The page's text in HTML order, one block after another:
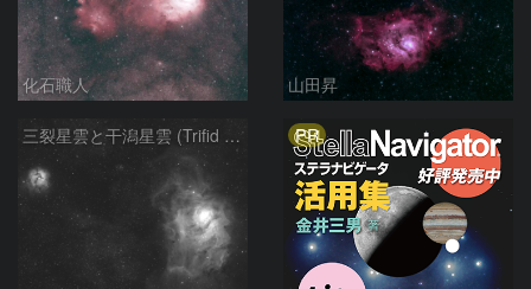
化石職人 山田昇
三裂星雲と干潟星雲 (Trifid & Lagoon Nebulas) PR